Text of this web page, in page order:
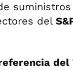
del
del